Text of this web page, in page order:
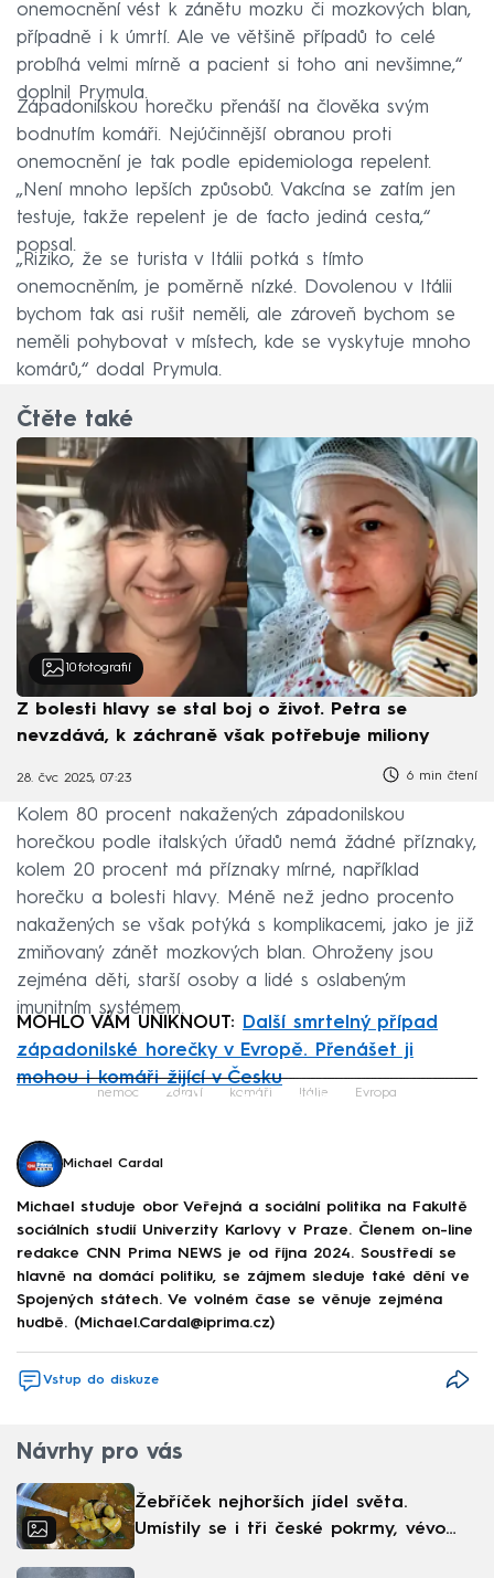
onemocnění vést k zánětu mozku či mozkových blan,
případně i k úmrtí. Ale ve většině případů to celé
probíhá velmi mírně a pacient si toho ani nevšimne,“
doplnil Prymula.
Západonilskou horečku přenáší na člověka svým
bodnutím komáři. Nejúčinnější obranou proti
onemocnění je tak podle epidemiologa repelent.
„Není mnoho lepších způsobů. Vakcína se zatím jen
testuje, takže repelent je de facto jediná cesta,“
popsal.
„Riziko, že se turista v Itálii potká s tímto
onemocněním, je poměrně nízké. Dovolenou v Itálii
bychom tak asi rušit neměli, ale zároveň bychom se
neměli pohybovat v místech, kde se vyskytuje mnoho
komárů,“ dodal Prymula.
Čtěte také
10 fotografií
Z bolesti hlavy se stal boj o život. Petra se
nevzdává, k záchraně však potřebuje miliony
28. čvc 2025, 07:23 6 min čtení
Kolem 80 procent nakažených západonilskou
horečkou podle italských úřadů nemá žádné příznaky,
kolem 20 procent má příznaky mírné, například
horečku a bolesti hlavy. Méně než jedno procento
nakažených se však potýká s komplikacemi, jako je již
zmiňovaný zánět mozkových blan. Ohroženy jsou
zejména děti, starší osoby a lidé s oslabeným
imunitním systémem.
MOHLO VÁM UNIKNOUT: Další smrtelný případ
západonilské horečky v Evropě. Přenášet ji
mohou i komáři žijící v Česku
Failed to fetch
nemoc zdraví komáři Itálie Evropa
Michael Cardal
Michael studuje obor Veřejná a sociální politika na Fakultě
sociálních studií Univerzity Karlovy v Praze. Členem on-line
redakce CNN Prima NEWS je od října 2024. Soustředí se
hlavně na domácí politiku, se zájmem sleduje také dění ve
Spojených státech. Ve volném čase se věnuje zejména
hudbě. (Michael.Cardal@iprima.cz)
Vstup do diskuze
Návrhy pro vás
Žebříček nejhorších jídel světa.
Umístily se i tři české pokrmy, vévodí